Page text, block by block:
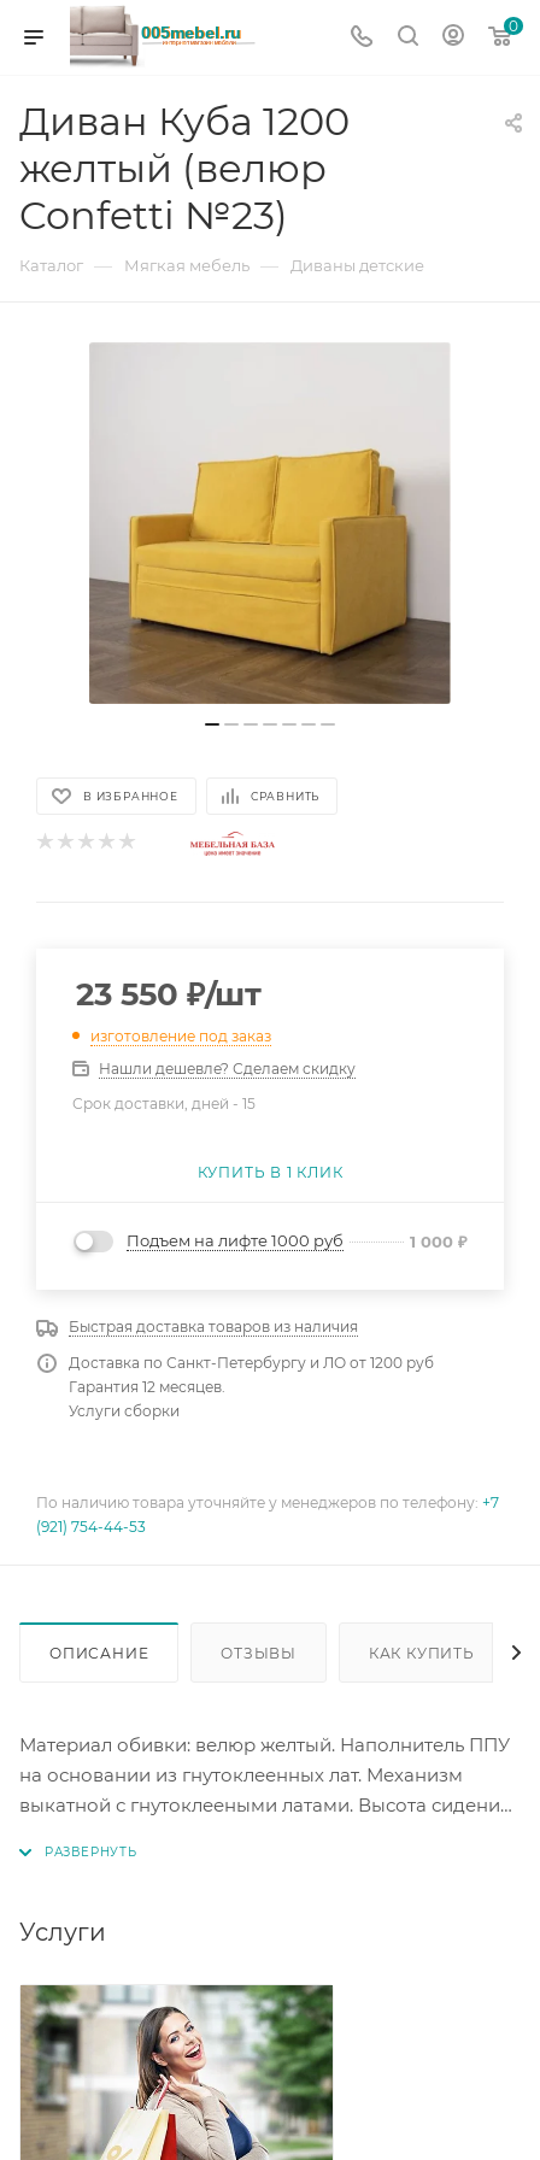
0
Диван Куба 1200
желтый (велюр
Confetti №23)
Каталог — Мягкая мебель — Диваны детские
В ИЗБРАННОЕ СРАВНИТЬ
23 550 ₽/шт
изготовление под заказ
Нашли дешевле? Сделаем скидку
Срок доставки, дней - 15
КУПИТЬ В 1 КЛИК
Подъем на лифте 1000 руб 1 000 ₽
Быстрая доставка товаров из наличия
Доставка по Санкт-Петербургу и ЛО от 1200 руб
Гарантия 12 месяцев.
Услуги сборки
По наличию товара уточняйте у менеджеров по телефону: +7
(921) 754-44-53
ОПИСАНИЕ ОТЗЫВЫ КАК КУПИТЬ
Материал обивки: велюр желтый. Наполнитель ППУ
на основании из гнутоклеенных лат. Механизм
выкатной с гнутоклееными латами. Высота сидения
Поставляется в собранном виде.
Услуги